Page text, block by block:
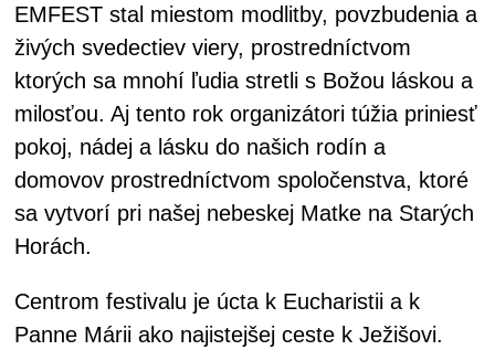
EMFEST stal miestom modlitby, povzbudenia a
živých svedectiev viery, prostredníctvom
ktorých sa mnohí ľudia stretli s Božou láskou a
milosťou. Aj tento rok organizátori túžia priniesť
pokoj, nádej a lásku do našich rodín a
domovov prostredníctvom spoločenstva, ktoré
sa vytvorí pri našej nebeskej Matke na Starých
Horách.
Centrom festivalu je úcta k Eucharistii a k
Panne Márii ako najistejšej ceste k Ježišovi.